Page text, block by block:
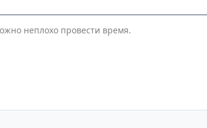
неплохо провести время.